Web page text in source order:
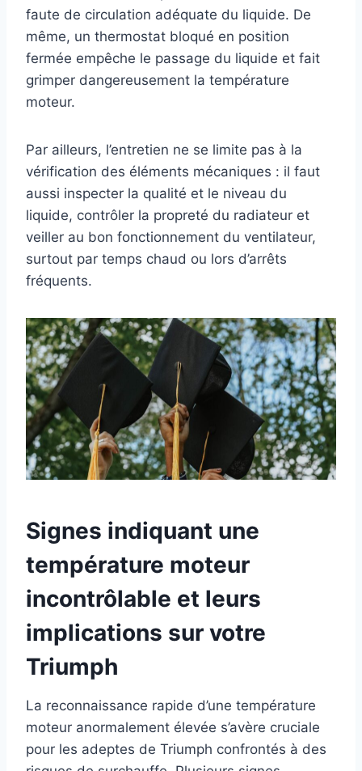
faute de circulation adéquate du liquide. De
même, un thermostat bloqué en position
fermée empêche le passage du liquide et fait
grimper dangereusement la température
moteur.
Par ailleurs, l’entretien ne se limite pas à la
vérification des éléments mécaniques : il faut
aussi inspecter la qualité et le niveau du
liquide, contrôler la propreté du radiateur et
veiller au bon fonctionnement du ventilateur,
surtout par temps chaud ou lors d’arrêts
fréquents.
Signes indiquant une
température moteur
incontrôlable et leurs
implications sur votre
Triumph
La reconnaissance rapide d’une température
moteur anormalement élevée s’avère cruciale
pour les adeptes de Triumph confrontés à des